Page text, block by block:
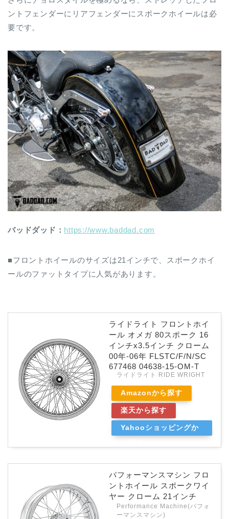
ントフェンダーにリアフェンダーにスポークホイールは必
要です。
バッドダッド： https://www.baddad.com
■フロントホイールのサイズは21インチで、スポークホイ
ールのファットタイプに人気があります。
ライドライト フロントホイ
ール オメガ 80スポーク 16
インチx3.5インチ クローム
00年-06年 FLSTC/F/N/SC
677468 04638-15-OM-T
ライドライト RIDE WRIGHT
Amazonから探す
楽天から探す
Yahooショッピングか
パフォーマンスマシン フロ
ントホイール スポークワイ
ヤー クローム 21インチ
Performance Machine(パフォ
ーマンスマシン)